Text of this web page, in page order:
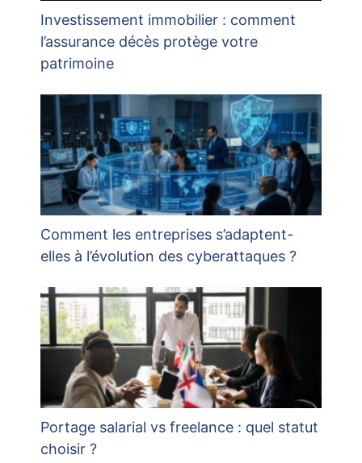
Investissement immobilier : comment
l’assurance décès protège votre
patrimoine
Comment les entreprises s’adaptent-
elles à l’évolution des cyberattaques ?
Portage salarial vs freelance : quel statut
choisir ?